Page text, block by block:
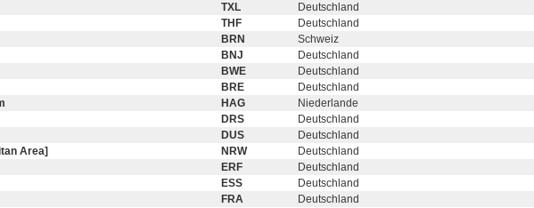
TXL
Deutschland
THF
Deutschland
BRN
Schweiz
BNJ
Deutschland
BWE
Deutschland
BRE
Deutschland
HAG
Niederlande
DRS
Deutschland
DUS
Deutschland
Area]
NRW
Deutschland
ERF
Deutschland
ESS
Deutschland
FRA
Deutschland